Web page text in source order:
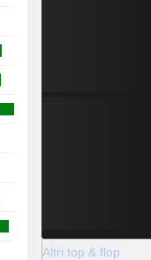
Altri top & flop